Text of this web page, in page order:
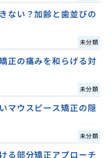
ない？加齢と歯並びの
未分類
正の痛みを和らげる対
未分類
マウスピース矯正の隠
未分類
る部分矯正アプローチ